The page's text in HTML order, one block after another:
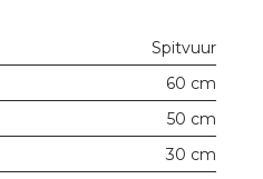
Spitvuur
60 cm
50 cm
30 cm